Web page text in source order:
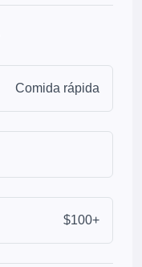
Comida rápida
$100+